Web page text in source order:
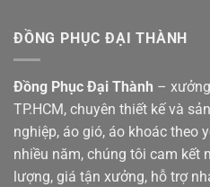
ĐỒNG PHỤC ĐẠI THÀNH
Đồng Phục Đại Thành –
TP.HCM, chuyên thiết kế và
nghiệp, áo gió, áo khoác theo
nhiều năm, chúng tôi cam kết
lượng, giá tận xưởng, hỗ trợ